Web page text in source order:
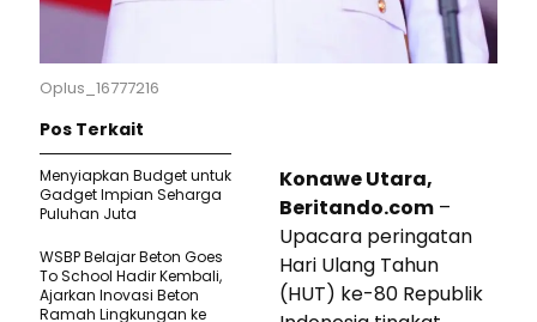
Oplus_16777216
Konawe Utara,
Beritando.com –
Upacara peringatan
Hari Ulang Tahun
(HUT) ke-80 Republik
Pos Terkait
Menyiapkan Budget untuk
Gadget Impian Seharga
Puluhan Juta
WSBP Belajar Beton Goes
To School Hadir Kembali,
Ajarkan Inovasi Beton
Ramah Lingkungan ke